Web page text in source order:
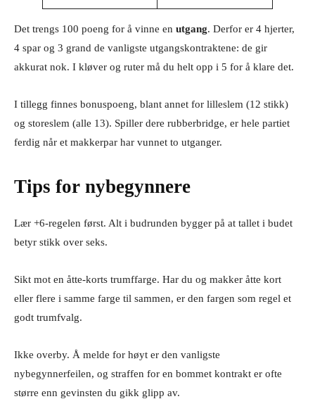
Det trengs 100 poeng for å vinne en utgang. Derfor er 4 hjerter,
4 spar og 3 grand de vanligste utgangskontraktene: de gir
akkurat nok. I kløver og ruter må du helt opp i 5 for å klare det.
I tillegg finnes bonuspoeng, blant annet for lilleslem (12 stikk)
og storeslem (alle 13). Spiller dere rubberbridge, er hele partiet
ferdig når et makkerpar har vunnet to utganger.
Tips for nybegynnere
Lær +6-regelen først. Alt i budrunden bygger på at tallet i budet
betyr stikk over seks.
Sikt mot en åtte-korts trumffarge. Har du og makker åtte kort
eller flere i samme farge til sammen, er den fargen som regel et
godt trumfvalg.
Ikke overby. Å melde for høyt er den vanligste
nybegynnerfeilen, og straffen for en bommet kontrakt er ofte
større enn gevinsten du gikk glipp av.